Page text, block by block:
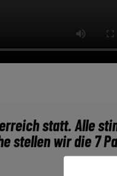
statt. Alle
stellen wir die 7